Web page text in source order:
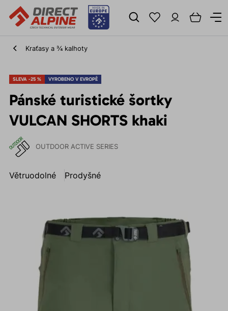
Kraťasy a ¾ kalhoty
SLEVA -25 % VYROBENO V EVROPĚ
Pánské turistické šortky
VULCAN SHORTS khaki
OUTDOOR ACTIVE SERIES
Větruodolné Prodyšné